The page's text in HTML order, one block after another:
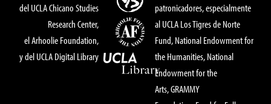
del UCLA Chicano Studies
Research Center,
el Arhoolie Foundation,
y del UCLA Digital Library
patronicadores, especialmente
al UCLA Los Tigres de Norte
Fund, National Endowment for
the Humanities, National
Endowment for the
Arts, GRAMMY